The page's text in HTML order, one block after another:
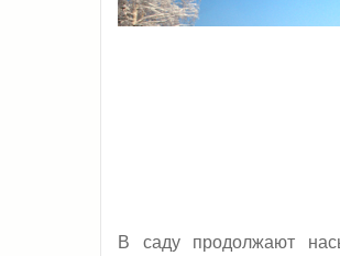
В саду продолжают